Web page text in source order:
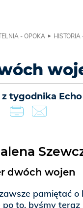
- OPOKA
tygodnika
dwóch wojen
pamiętać
po to, byśmy